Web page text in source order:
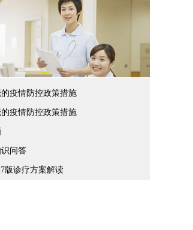
疫情防控政策措施
疫情防控政策措施
问答
版诊疗方案解读